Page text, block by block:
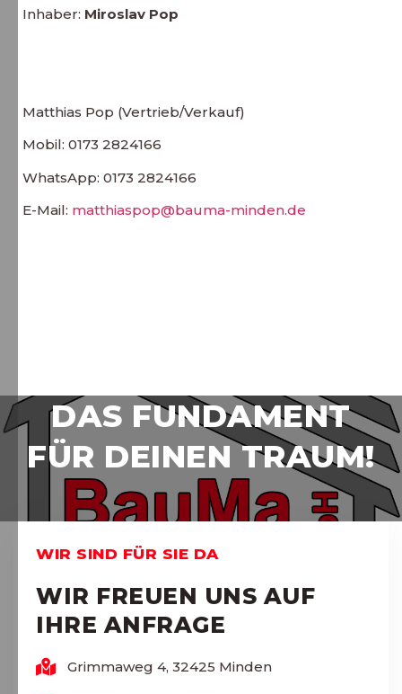
Inhaber: Miroslav Pop
Matthias Pop (Vertrieb/Verkauf)
Mobil: 0173 2824166
WhatsApp: 0173 2824166
E-Mail: matthiaspop@bauma-minden.de
DAS FUNDAMENT
FÜR DEINEN TRAUM!
WIR SIND FÜR SIE DA
WIR FREUEN UNS AUF
IHRE ANFRAGE
Grimmaweg 4, 32425 Minden